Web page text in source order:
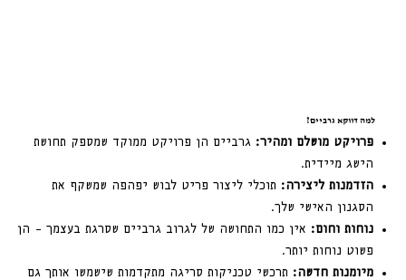
למה דווקא גרביים?
פרויקט מושלם ומהיר: גרביים הן פרויקט ממוקד שמספק תחושת
הישג מיידית.
הזדמנות ליצירה: תוכלי ליצור פריט לבוש יפהפה שמשקף את
הסגנון האישי שלך.
נוחות וחום: אין כמו התחושה של לגרוב גרביים שסרגת בעצמך – הן
פשוט נוחות יותר.
מיומנות חדשה: תרכשי טכניקות סריגה מתקדמות שישמשו אותך גם